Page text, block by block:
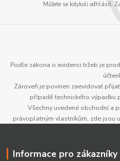
Můžete se kdykoli odhlásit.
Podle zákona o evidenci tržeb je
Zároveň je povinen zaevidovat
případě technického výpadku
Všechny uvedené obchodní a
právoplatným vlastníkům, zde jsou
Informace pro zákazníky